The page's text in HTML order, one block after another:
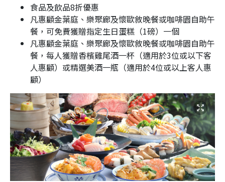
食品及飲品8折優惠
凡惠顧金葉庭、樂聚廊及懷歐敘晚餐或咖啡園自助午
餐，可免費獲贈指定生日蛋糕（1磅）一個
凡惠顧金葉庭、樂聚廊及懷歐敘晚餐或咖啡園自助午
餐，每人獲贈香檳雞尾酒一杯（適用於3位或以下客
人惠顧）或精選美酒一瓶（適用於4位或以上客人惠
顧）